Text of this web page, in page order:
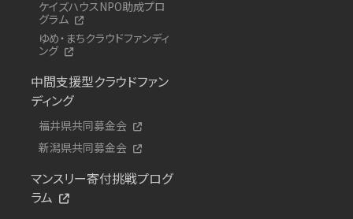
ケイズハウスNPO助成プロ
グラム
ゆめ・まちクラウドファンディ
ング
中間支援型クラウドファン
ディング
福井県共同募金会
新潟県共同募金会
マンスリー寄付挑戦プログ
ラム